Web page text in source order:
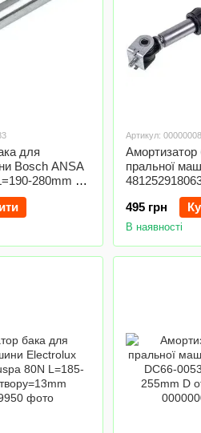
для
Bosch ANSA
280mm D
Артикул:
Амортизатор
пральної
250mm D
495 грн
В наявності